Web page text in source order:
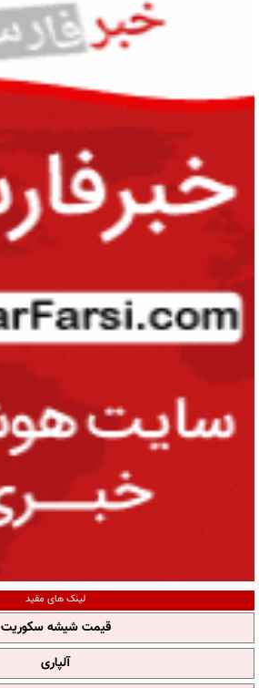
لینک های مفید
قیمت شیشه سکوریت
آلپاری